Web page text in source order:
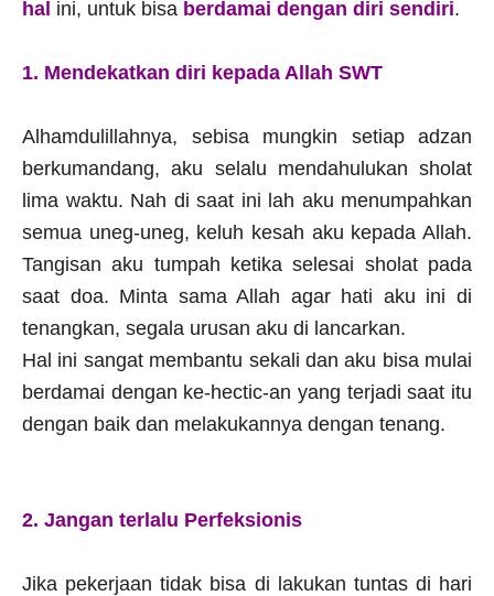
hal ini, untuk bisa berdamai dengan diri sendiri.
1. Mendekatkan diri kepada Allah SWT
Alhamdulillahnya, sebisa mungkin setiap adzan
berkumandang, aku selalu mendahulukan sholat
lima waktu. Nah di saat ini lah aku menumpahkan
semua uneg-uneg, keluh kesah aku kepada Allah.
Tangisan aku tumpah ketika selesai sholat pada
saat doa. Minta sama Allah agar hati aku ini di
tenangkan, segala urusan aku di lancarkan.
Hal ini sangat membantu sekali dan aku bisa mulai
berdamai dengan ke-hectic-an yang terjadi saat itu
dengan baik dan melakukannya dengan tenang.
2. Jangan terlalu Perfeksionis
Jika pekerjaan tidak bisa di lakukan tuntas di hari